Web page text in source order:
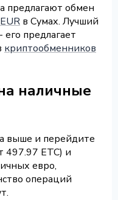
предлагают обмен
в Сумах. Лучший
его предлагает
криптообменников
наличные
выше и перейдите
497.97 ETC) и
евро,
операций